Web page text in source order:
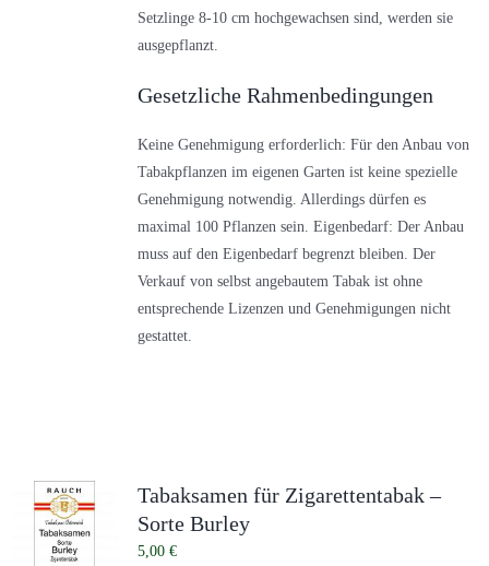
Setzlinge 8-10 cm hochgewachsen sind, werden sie
ausgepflanzt.
Gesetzliche Rahmenbedingungen
Keine Genehmigung erforderlich: Für den Anbau von
Tabakpflanzen im eigenen Garten ist keine spezielle
Genehmigung notwendig. Allerdings dürfen es
maximal 100 Pflanzen sein. Eigenbedarf: Der Anbau
muss auf den Eigenbedarf begrenzt bleiben. Der
Verkauf von selbst angebautem Tabak ist ohne
entsprechende Lizenzen und Genehmigungen nicht
gestattet.
Tabaksamen für Zigarettentabak –
Sorte Burley
5,00 €